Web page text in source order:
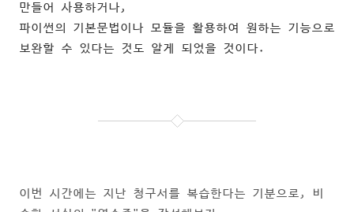
만들어 사용하거나,
파이썬의 기본문법이나 모듈을 활용하여 원하는 기능으로
보완할 수 있다는 것도 알게 되었을 것이다.
이번 시간에는 지난 청구서를 복습한다는 기분으로, 비